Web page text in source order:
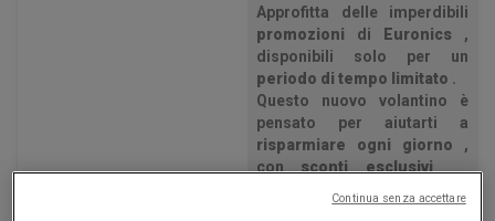
Approfitta delle imperdibili
promozioni di Euronics ,
disponibili solo per un
periodo di tempo limitato .
Questo nuovo volantino è
pensato per aiutarti a
risparmiare ogni giorno ,
con sconti esclusivi
Continua senza accettare